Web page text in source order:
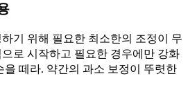
기 위해 필요한 최소한의 조정이 무
로 시작하고 필요한 경우에만 강화
떼라. 약간의 과소 보정이 뚜렷한